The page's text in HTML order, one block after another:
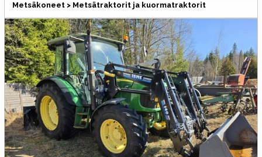
Metsäkoneet > Metsätraktorit ja kuormatraktorit